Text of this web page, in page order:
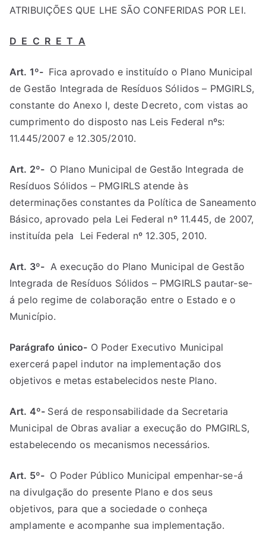
ATRIBUIÇÕES QUE LHE SÃO CONFERIDAS POR LEI.
D E C R E T A
Art. 1º- Fica aprovado e instituído o Plano Municipal
de Gestão Integrada de Resíduos Sólidos – PMGIRLS,
constante do Anexo I, deste Decreto, com vistas ao
cumprimento do disposto nas Leis Federal nºs:
11.445/2007 e 12.305/2010.
Art. 2º- O Plano Municipal de Gestão Integrada de
Resíduos Sólidos – PMGIRLS atende às
determinações constantes da Política de Saneamento
Básico, aprovado pela Lei Federal nº 11.445, de 2007,
instituída pela Lei Federal nº 12.305, 2010.
Art. 3º- A execução do Plano Municipal de Gestão
Integrada de Resíduos Sólidos – PMGIRLS pautar-se-
á pelo regime de colaboração entre o Estado e o
Município.
Parágrafo único- O Poder Executivo Municipal
exercerá papel indutor na implementação dos
objetivos e metas estabelecidos neste Plano.
Art. 4º- Será de responsabilidade da Secretaria
Municipal de Obras avaliar a execução do PMGIRLS,
estabelecendo os mecanismos necessários.
Art. 5º- O Poder Público Municipal empenhar-se-á
na divulgação do presente Plano e dos seus
objetivos, para que a sociedade o conheça
amplamente e acompanhe sua implementação.